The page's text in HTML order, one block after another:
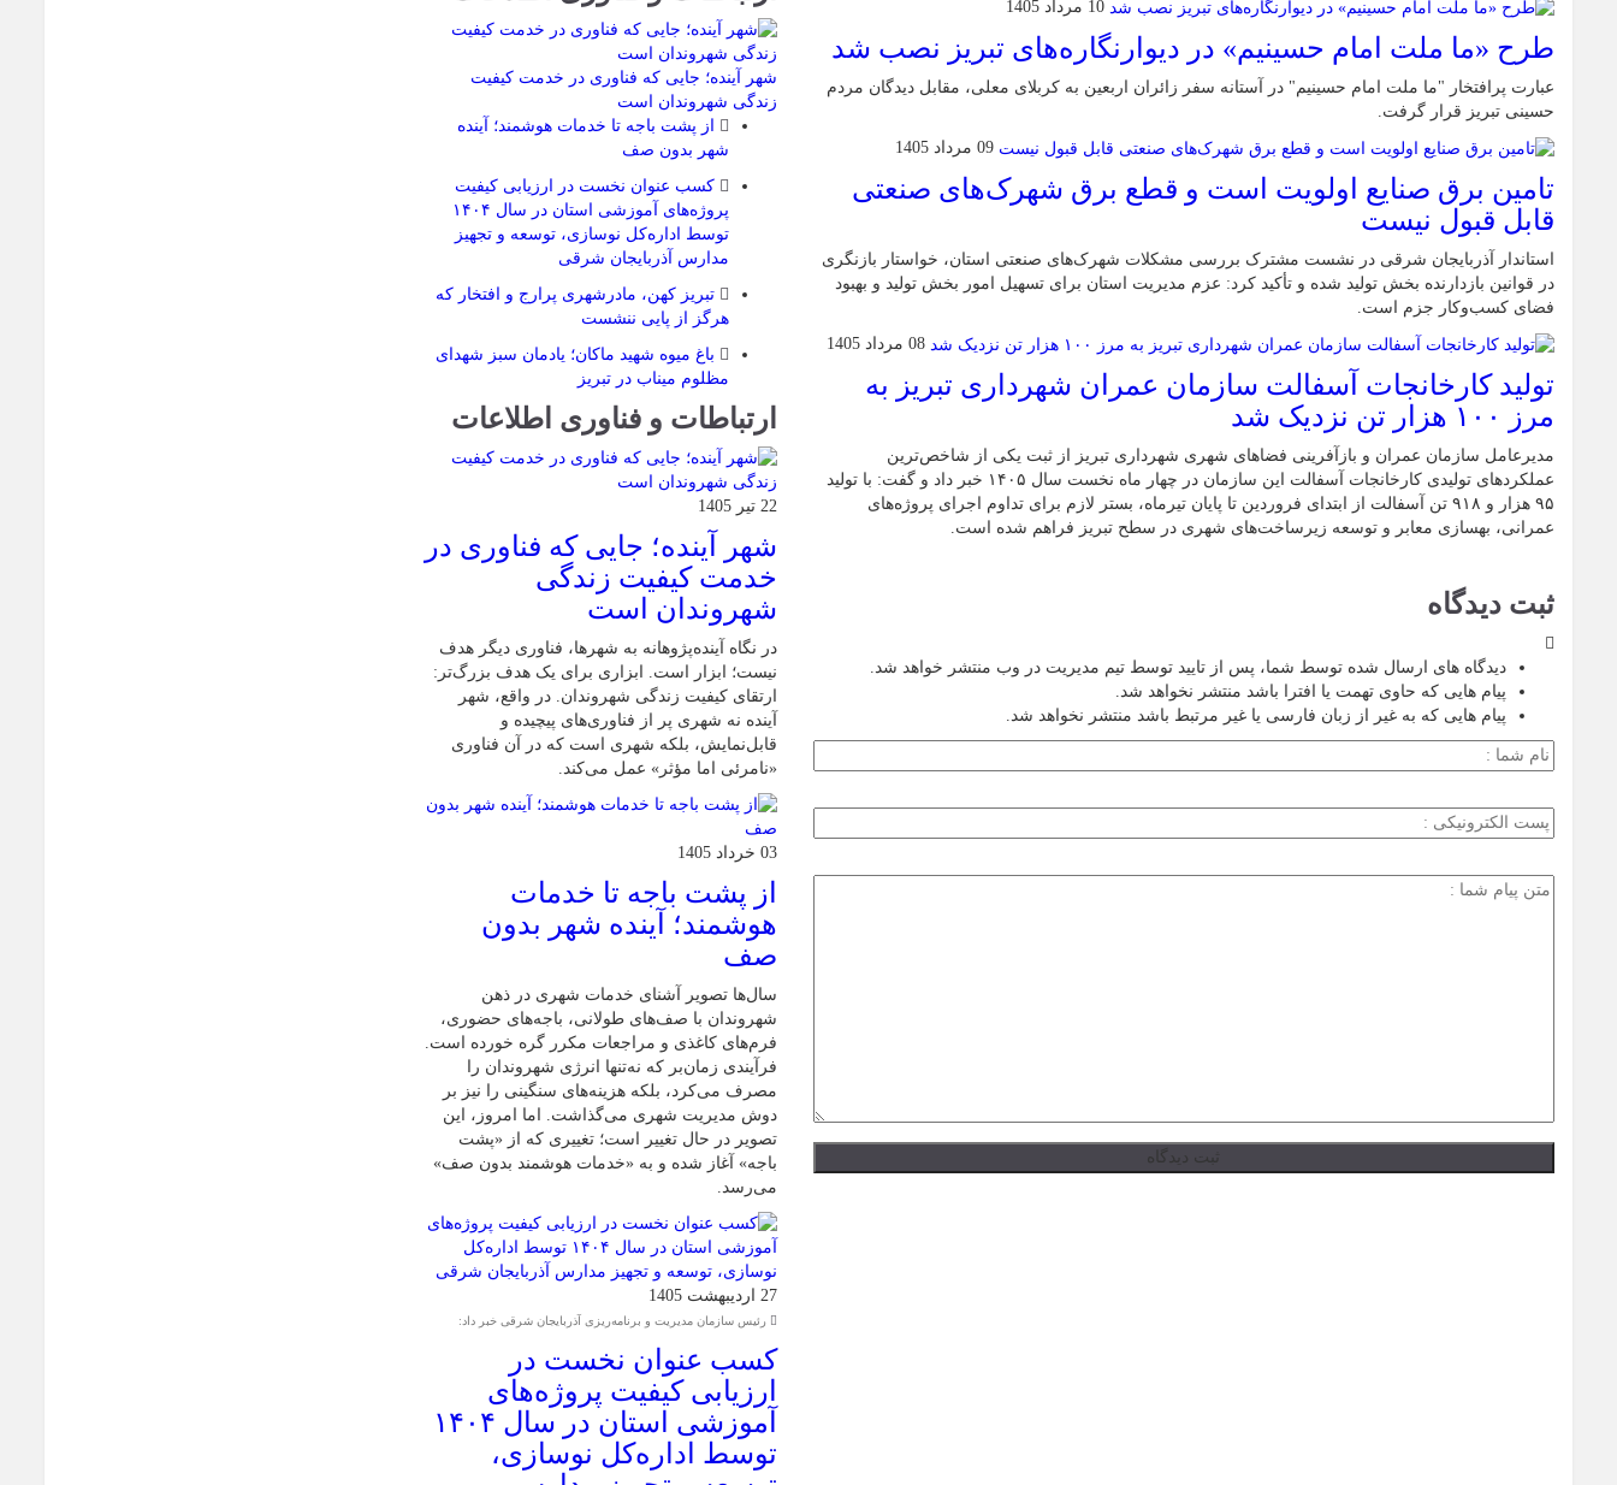
10 مرداد 1405
طرح «ما ملت امام حسینیم» در دیوارنگاره‌های تبریز نصب شد
عبارت پرافتخار "ما ملت امام حسینیم" در آستانه سفر زائران اربعین به کربلای معلی، مقابل دیدگان مردم
حسینی تبریز قرار گرفت.
09 مرداد 1405
تامین برق صنایع اولویت است و قطع برق شهرک‌های صنعتی
قابل قبول نیست
استاندار آذربایجان شرقی در نشست مشترک بررسی مشکلات شهرک‌های صنعتی استان، خواستار بازنگری
در قوانین بازدارنده بخش تولید شده و تأکید کرد: عزم مدیریت استان برای تسهیل امور بخش تولید و بهبود
فضای کسب‌وکار جزم است.
08 مرداد 1405
تولید کارخانجات آسفالت سازمان عمران شهرداری تبریز به
مرز ۱۰۰ هزار تن نزدیک شد
مدیرعامل سازمان عمران و بازآفرینی فضاهای شهری شهرداری تبریز از ثبت یکی از شاخص‌ترین
عملکردهای تولیدی کارخانجات آسفالت این سازمان در چهار ماه نخست سال ۱۴۰۵ خبر داد و گفت: با تولید
۹۵ هزار و ۹۱۸ تن آسفالت از ابتدای فروردین تا پایان تیرماه، بستر لازم برای تداوم اجرای پروژه‌های
عمرانی، بهسازی معابر و توسعه زیرساخت‌های شهری در سطح تبریز فراهم شده است.
ثبت دیدگاه
دیدگاه های ارسال شده توسط شما، پس از تایید توسط تیم مدیریت در وب منتشر خواهد شد.
پیام هایی که حاوی تهمت یا افترا باشد منتشر نخواهد شد.
پیام هایی که به غیر از زبان فارسی یا غیر مرتبط باشد منتشر نخواهد شد.
شهر آینده؛ جایی که فناوری در خدمت کیفیت
زندگی شهروندان است
از پشت باجه تا خدمات هوشمند؛ آینده
شهر بدون صف
کسب عنوان نخست در ارزیابی کیفیت
پروژه‌های آموزشی استان در سال ۱۴۰۴
توسط اداره‌کل نوسازی، توسعه و تجهیز
مدارس آذربایجان شرقی
تبریز کهن، مادرشهری پرارج و افتخار که
هرگز از پایی ننشست
باغ میوه شهید ماکان؛ یادمان سبز شهدای
مظلوم میناب در تبریز
ارتباطات و فناوری اطلاعات
22 تیر 1405
شهر آینده؛ جایی که فناوری در
خدمت کیفیت زندگی
شهروندان است
در نگاه آینده‌پژوهانه به شهرها، فناوری دیگر هدف
نیست؛ ابزار است. ابزاری برای یک هدف بزرگ‌تر:
ارتقای کیفیت زندگی شهروندان. در واقع، شهر
آینده نه شهری پر از فناوری‌های پیچیده و
قابل‌نمایش، بلکه شهری است که در آن فناوری
«نامرئی اما مؤثر» عمل می‌کند.
03 خرداد 1405
از پشت باجه تا خدمات
هوشمند؛ آینده شهر بدون
صف
سال‌ها تصویر آشنای خدمات شهری در ذهن
شهروندان با صف‌های طولانی، باجه‌های حضوری،
فرم‌های کاغذی و مراجعات مکرر گره خورده است.
فرآیندی زمان‌بر که نه‌تنها انرژی شهروندان را
مصرف می‌کرد، بلکه هزینه‌های سنگینی را نیز بر
دوش مدیریت شهری می‌گذاشت. اما امروز، این
تصویر در حال تغییر است؛ تغییری که از «پشت
باجه» آغاز شده و به «خدمات هوشمند بدون صف»
می‌رسد.
27 اردیبهشت 1405
رئیس سازمان مدیریت و برنامه‌ریزی آذربایجان شرقی خبر داد:
کسب عنوان نخست در
ارزیابی کیفیت پروژه‌های
آموزشی استان در سال ۱۴۰۴
توسط اداره‌کل نوسازی،